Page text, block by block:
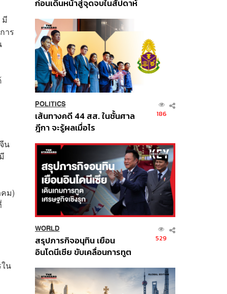
มี
าร
น
ม)
น
ก่อนเดินหน้าสู่จุดจบในสัปดาห์
POLITICS
เส้นทางคดี 44 สส. ในชั้นศาล
ฎีกา จะรู้ผลเมื่อไร
186
WORLD
สรุปภารกิจอนุทิน เยือน
อินโดนีเซีย ขับเคลื่อนการทูต
ส่วนยุทธศาสตร์ไทย –
อินโดนีเซีย
529